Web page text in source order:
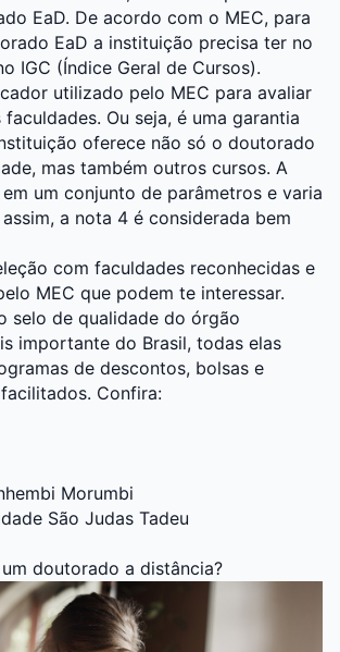
EaD. De acordo com o MEC, para
EaD a instituição precisa ter no
IGC (Índice Geral de Cursos).
utilizado pelo MEC para avaliar
Ou seja, é uma garantia
oferece não só o doutorado
mas também outros cursos. A
um conjunto de parâmetros e varia
a nota 4 é considerada bem
com faculdades reconhecidas e
MEC que podem te interessar.
selo de qualidade do órgão
importante do Brasil, todas elas
de descontos, bolsas e
Confira:
Morumbi
São Judas Tadeu
doutorado a distância?